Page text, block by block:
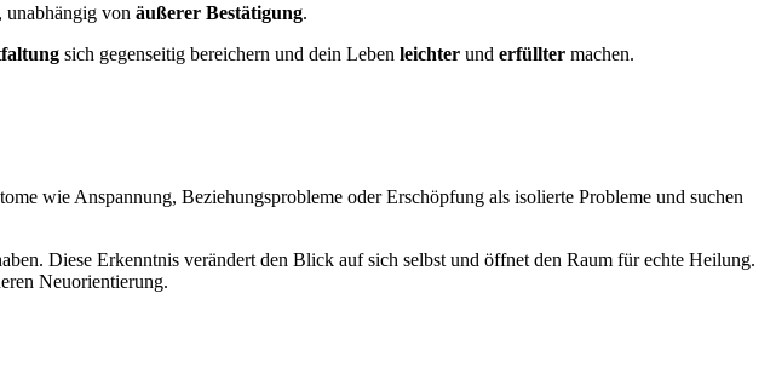
unabhängig von äußerer Bestätigung.
sich gegenseitig bereichern und dein Leben leichter und erfüllter machen.
wie Anspannung, Beziehungsprobleme oder Erschöpfung als isolierte Probleme und suchen
Diese Erkenntnis verändert den Blick auf sich selbst und öffnet den Raum für echte Heilung.
Neuorientierung.